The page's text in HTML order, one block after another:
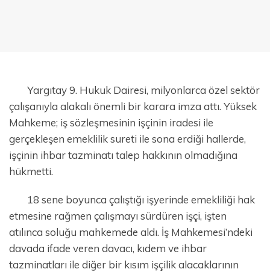
Yargıtay 9. Hukuk Dairesi, milyonlarca özel sektör
çalışanıyla alakalı önemli bir karara imza attı. Yüksek
Mahkeme; iş sözleşmesinin işçinin iradesi ile
gerçekleşen emeklilik sureti ile sona erdiği hallerde,
işçinin ihbar tazminatı talep hakkının olmadığına
hükmetti.
18 sene boyunca çalıştığı işyerinde emekliliği hak
etmesine rağmen çalışmayı sürdüren işçi, işten
atılınca soluğu mahkemede aldı. İş Mahkemesi’ndeki
davada ifade veren davacı, kıdem ve ihbar
tazminatları ile diğer bir kısım işçilik alacaklarının